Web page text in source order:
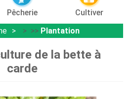
Pêcherie
Cultiver
> >> Plantation
de la bette à
carde